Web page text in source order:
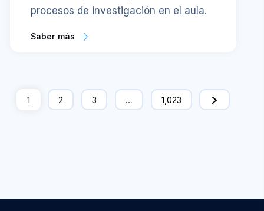
procesos de investigación en el aula.
Saber más
1 2 3 … 1,023